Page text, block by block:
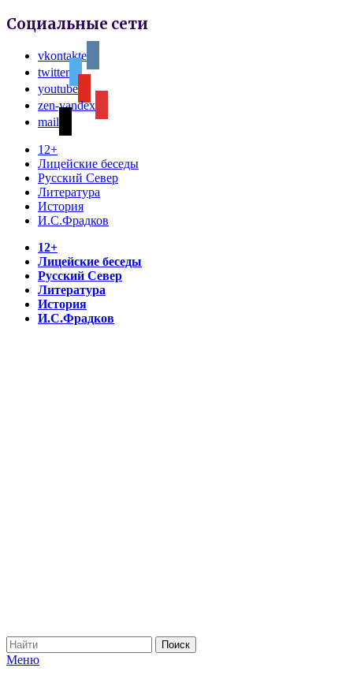
Социальные сети
vkontakte
twitter
youtube
zen-yandex
mail
12+
Лицейские беседы
Русский Север
Литература
История
И.С.Фрадков
12+
Лицейские беседы
Русский Север
Литература
История
И.С.Фрадков
Меню